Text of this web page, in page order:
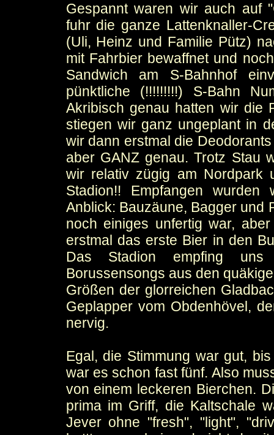
Gespannt waren wir auch auf
fuhr die ganze Lattenknaller-
(Uli, Heinz und Familie Pütz)
mit Fahrbier bewaffnet und
Sandwich am S-Bahnhof
pünktliche (!!!!!!!!!) S-Bahn
Akribisch genau hatten wir die
stiegen wir ganz ungeplant in
wir dann erstmal die
aber GANZ genau. Trotz Stau
wir relativ zügig am
Stadion!! Empfangen
Anblick: Bauzäune, Bagger und
noch einiges unfertig war,
erstmal das erste Bier in den
Das Stadion empfing uns
Borussensongs aus den
Größen der glorreichen
Geplapper vom Obdenhövel,
nervig.
Egal, die Stimmung war gut,
war es schon fast fünf. Also
von einem leckeren Bierchen.
prima im Griff, die Kaltschale
Jever ohne "fresh", "light",